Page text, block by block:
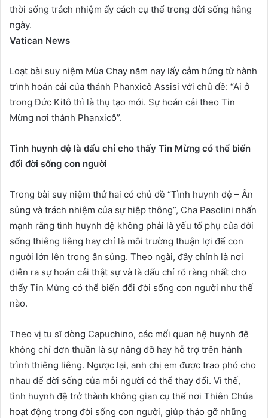
thời sống trách nhiệm ấy cách cụ thể trong đời sống hằng
ngày.
Vatican News
Loạt bài suy niệm Mùa Chay năm nay lấy cảm hứng từ hành
trình hoán cải của thánh Phanxicô Assisi với chủ đề: “Ai ở
trong Đức Kitô thì là thụ tạo mới. Sự hoán cải theo Tin
Mừng nơi thánh Phanxicô”.
Tình huynh đệ là dấu chỉ cho thấy Tin Mừng có thể biến
đổi đời sống con người
Trong bài suy niệm thứ hai có chủ đề “Tình huynh đệ – Ân
sủng và trách nhiệm của sự hiệp thông”, Cha Pasolini nhấn
mạnh rằng tình huynh đệ không phải là yếu tố phụ của đời
sống thiêng liêng hay chỉ là môi trường thuận lợi để con
người lớn lên trong ân sủng. Theo ngài, đây chính là nơi
diễn ra sự hoán cải thật sự và là dấu chỉ rõ ràng nhất cho
thấy Tin Mừng có thể biến đổi đời sống con người như thế
nào.
Theo vị tu sĩ dòng Capuchino, các mối quan hệ huynh đệ
không chỉ đơn thuần là sự nâng đỡ hay hỗ trợ trên hành
trình thiêng liêng. Ngược lại, anh chị em được trao phó cho
nhau để đời sống của mỗi người có thể thay đổi. Vì thế,
tình huynh đệ trở thành không gian cụ thể nơi Thiên Chúa
hoạt động trong đời sống con người, giúp tháo gỡ những